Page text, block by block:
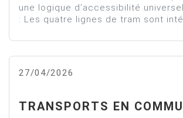
une logique d’accessibilité
: Les quatre lignes de tram sont
27/04/2026
TRANSPORTS EN